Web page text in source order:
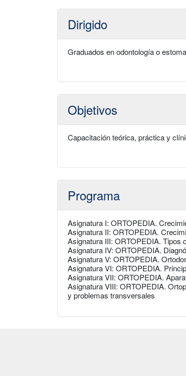
Dirigido
Graduados en odontología o
Objetivos
Capacitación teórica, práctica y
Programa
Asignatura I: ORTOPEDIA.
Asignatura II: ORTOPEDIA.
Asignatura III: ORTOPEDIA. Tipos
Asignatura IV: ORTOPEDIA.
Asignatura V: ORTOPEDIA.
Asignatura VI: ORTOPEDIA.
Asignatura VII: ORTOPEDIA.
Asignatura VIII: ORTOPEDIA.
y problemas transversales